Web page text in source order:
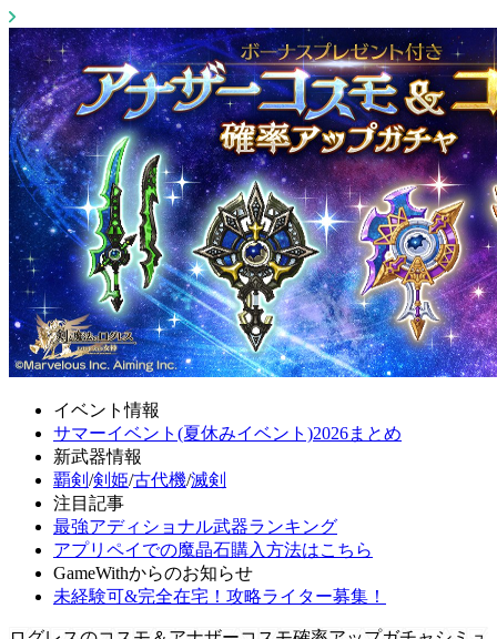
イベント情報
サマーイベント(夏休みイベント)2026まとめ
新武器情報
覇剣 /剣姫/古代機/滅剣
注目記事
最強アディショナル武器ランキング
アプリペイでの魔晶石購入方法はこちら
GameWithからのお知らせ
未経験可&完全在宅！攻略ライター募集！